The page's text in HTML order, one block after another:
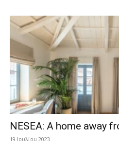
NESEA: A home away
19 Ιουλίου 2023